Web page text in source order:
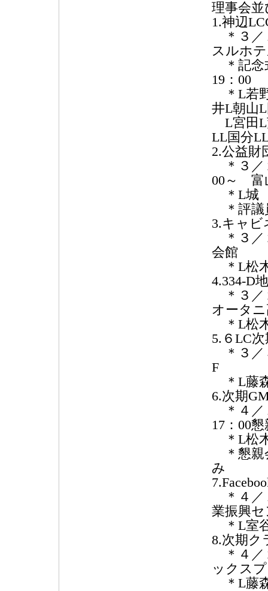
理事会
1.神辺
＊３／
スルホ
＊記念
19：00
＊L若
井L朝山
L宮田L
LL国分
2.公益
＊３／
00～ 富
＊L城
＊評議
3.キャ
＊３／
会館
＊L松
4.334-D
＊３／
オータ
＊L松
5.６LC
＊３／
F
＊L藤
6.次期
＊４／
17：00
＊L松
＊懇親
み
＊４／
業振興
＊L室
8.次期ク
＊４／
ックス
＊L藤